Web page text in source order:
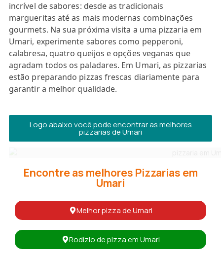
incrível de sabores: desde as tradicionais
margueritas até as mais modernas combinações
gourmets. Na sua próxima visita a uma pizzaria em
Umari, experimente sabores como pepperoni,
calabresa, quatro queijos e opções veganas que
agradam todos os paladares. Em Umari, as pizzarias
estão preparando pizzas frescas diariamente para
garantir a melhor qualidade.
Logo abaixo você pode encontrar as melhores
pizzarias de Umari
Encontre as melhores Pizzarias em
Umari
Melhor pizza de Umari
Rodízio de pizza em Umari